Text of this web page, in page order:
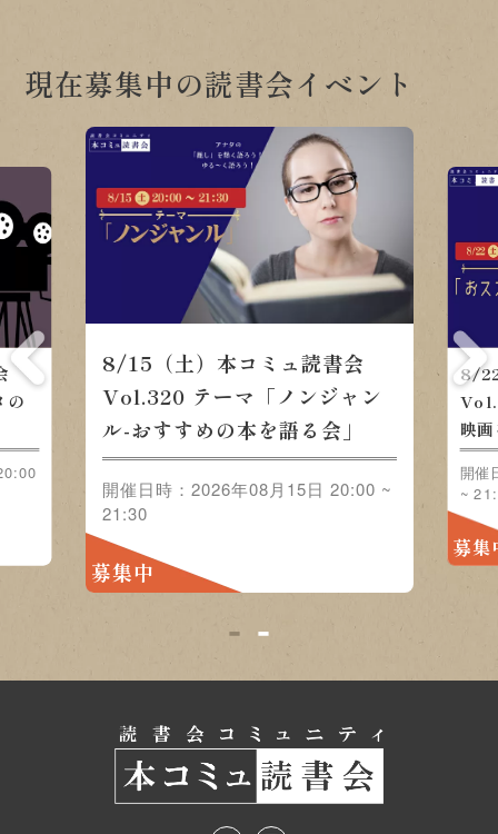
現在募集中の読書会イベント
の
8/15（土）本コミュ読書会
Vol.320 テーマ「ノンジャン
ル-おすすめの本を語る会」
開催日時：2026年08月15日 20:00 ~
21:30
募集中
8/
映
開催
~
募集
1 2